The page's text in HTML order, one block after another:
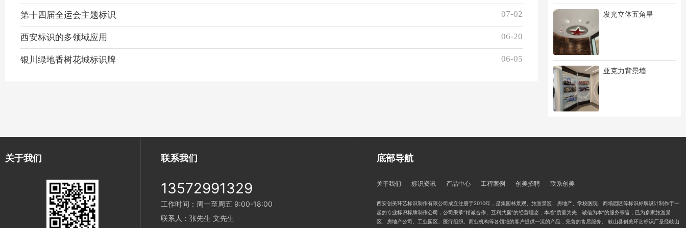
发光立体五角星
亚克力背景墙
第十四届全运会主题标识 07-02
西安标识的多领域应用 06-20
银川绿地香树花城标识牌 06-05
关于我们 联系我们
13572991329
工作时间：周一至周五 9:00-18:00
联系人：张先生 文先生
底部导航
关于我们 标识资讯 产品中心 工程案例 创美招聘 联系创美
西安创美环艺标识制作有限公司成立注册于2010年，是集园林景观、旅游景区、房地产、学校医院、商场园区等标识标牌设计制作于一
起的专业标识标牌制作公司，公司秉承“精诚合作、互利共赢”的经营理念，本着“质量为先、诚信为本”的服务宗旨，已为多家旅游景
区、房地产公司、工业园区、医疗组织、商业机构等各领域的客户提供一流的产品，完善的售后服务。 岐山县创美环艺标识厂是经岐山